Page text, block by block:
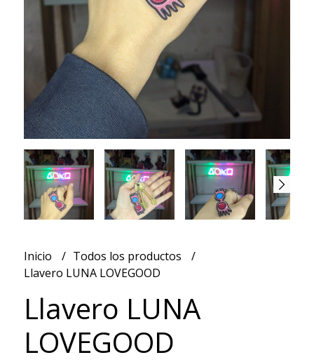
Inicio
Todos los productos
Llavero LUNA LOVEGOOD
Llavero LUNA
LOVEGOOD